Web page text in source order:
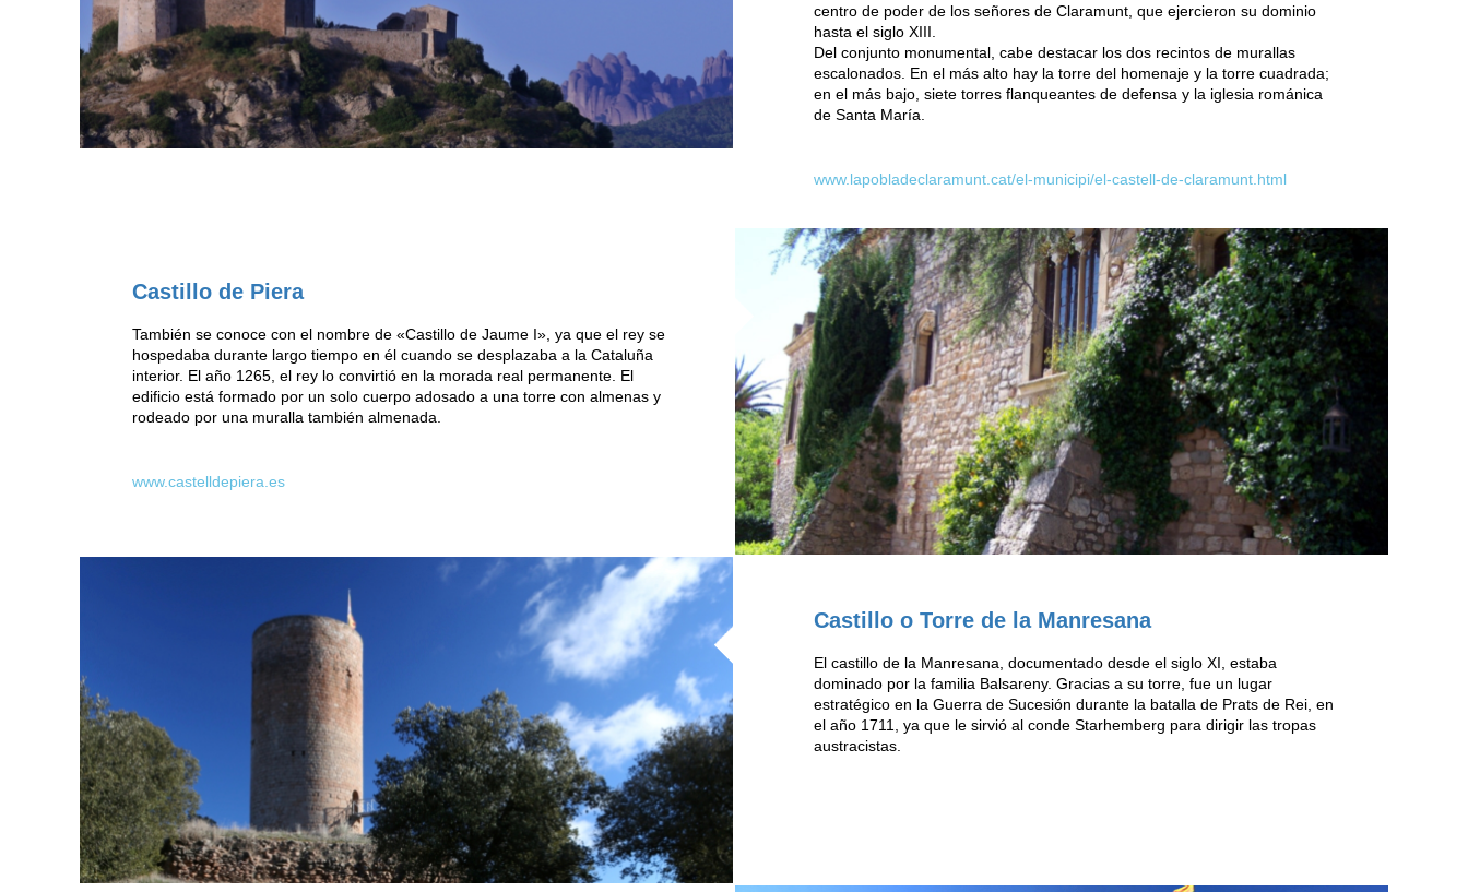
centro de poder de los señores de Claramunt, que ejercieron su dominio
hasta el siglo XIII.
Del conjunto monumental, cabe destacar los dos recintos de murallas
escalonados. En el más alto hay la torre del homenaje y la torre cuadrada;
en el más bajo, siete torres flanqueantes de defensa y la iglesia románica
de Santa María.
www.lapobladeclaramunt.cat/el-municipi/el-castell-de-claramunt.html
Castillo de Piera
También se conoce con el nombre de «Castillo de Jaume I», ya que el rey se
hospedaba durante largo tiempo en él cuando se desplazaba a la Cataluña
interior. El año 1265, el rey lo convirtió en la morada real permanente. El
edificio está formado por un solo cuerpo adosado a una torre con almenas y
rodeado por una muralla también almenada.
www.castelldepiera.es
Castillo o Torre de la Manresana
El castillo de la Manresana, documentado desde el siglo XI, estaba
dominado por la familia Balsareny. Gracias a su torre, fue un lugar
estratégico en la Guerra de Sucesión durante la batalla de Prats de Rei, en
el año 1711, ya que le sirvió al conde Starhemberg para dirigir las tropas
austracistas.